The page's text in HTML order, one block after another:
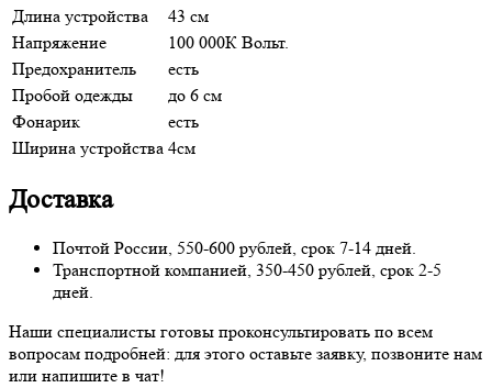
Длина устройства
43 см
Напряжение
100 000К Вольт.
Предохранитель
есть
Пробой одежды
до 6 см
Фонарик
есть
Ширина устройства 4см
Доставка
Почтой России, 550-600 рублей, срок 7-14 дней.
Транспортной компанией, 350-450 рублей, срок 2-5
дней.
Наши специалисты готовы проконсультировать по всем
вопросам подробней: для этого оставьте заявку, позвоните нам
или напишите в чат!